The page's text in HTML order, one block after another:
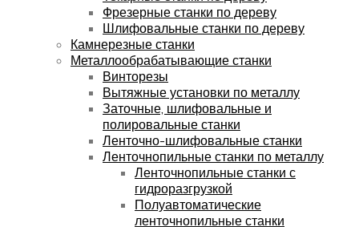
Фрезерные станки по дереву
Шлифовальные станки по дереву
Камнерезные станки
Металлообрабатывающие станки
Винторезы
Вытяжные установки по металлу
Заточные, шлифовальные и
полировальные станки
Ленточно-шлифовальные станки
Ленточнопильные станки по металлу
Ленточнопильные станки с
гидроразгрузкой
Полуавтоматические
ленточнопильные станки